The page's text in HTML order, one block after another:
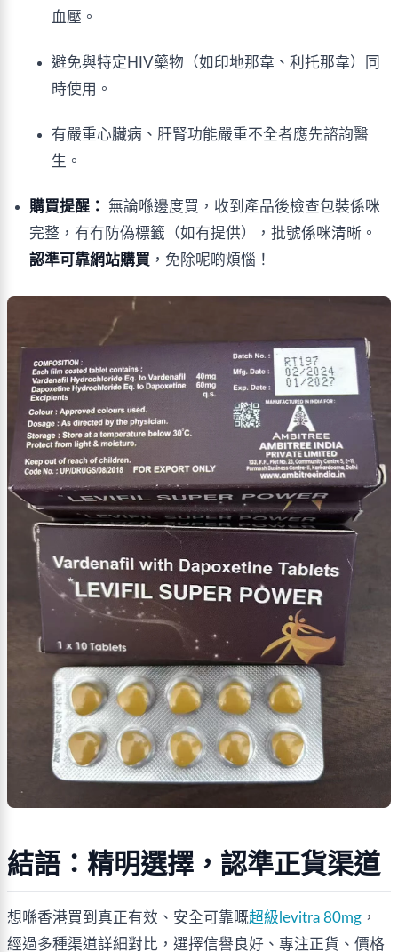
血壓。
避免與特定HIV藥物（如印地那韋、利托那韋）同
時使用。
有嚴重心臟病、肝腎功能嚴重不全者應先諮詢醫
生。
購買提醒： 無論喺邊度買，收到產品後檢查包裝係咪
完整，有冇防偽標籤（如有提供），批號係咪清晰。
認準可靠網站購買 ，免除呢啲煩惱！
結語：精明選擇，認準正貨渠道
想喺香港買到真正有效、安全可靠嘅超級levitra 80mg ，
經過多種渠道詳細對比，選擇信譽良好、專注正貨、價格